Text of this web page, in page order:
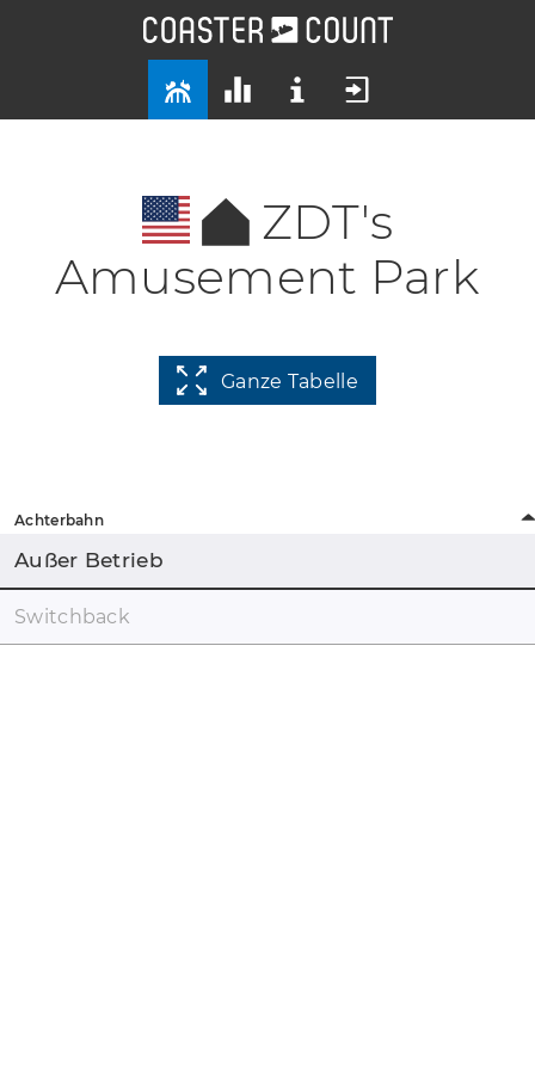
ZDT's
Amusement Park
Ganze Tabelle
Achterbahn
Außer Betrieb
Switchback